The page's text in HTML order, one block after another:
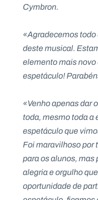
Cymbron.
«Agradecemos
deste musical.
elemento mais
espetáculo!
«Venho apenas dar
toda, mesmo toda a
espetáculo que
Foi maravilhoso por
para os alunos, mas
alegria e orgulho
oportunidade de